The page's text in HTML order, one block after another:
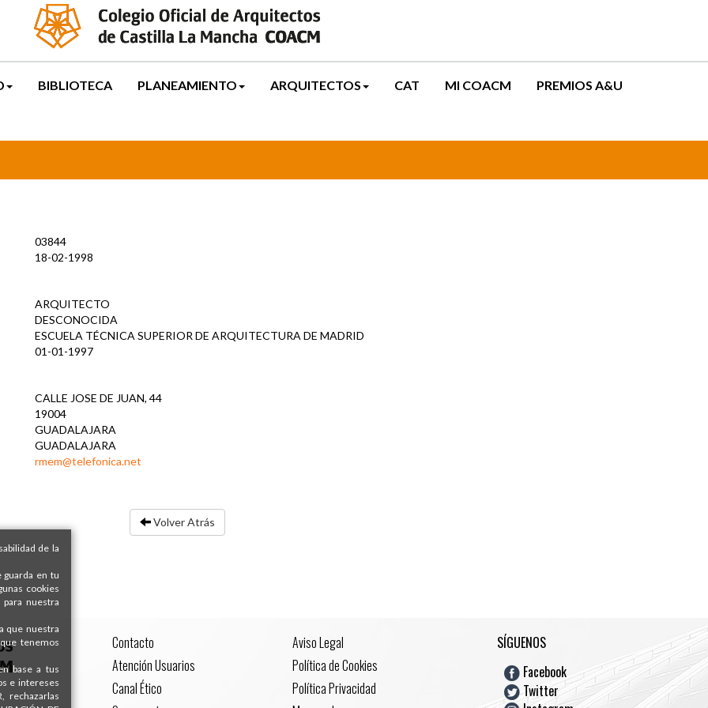
BIBLIOTECA PLANEAMIENTO ARQUITECTOS CAT MI COACM PREMIOS A&U
03844
18-02-1998
ARQUITECTO
DESCONOCIDA
ESCUELA TÉCNICA SUPERIOR DE ARQUITECTURA DE MADRID
01-01-1997
CALLE JOSE DE JUAN, 44
19004
GUADALAJARA
GUADALAJARA
rmem@telefonica.net
Volver Atrás
Contacto
Atención Usuarios
Canal Ético
Aviso Legal
Política de Cookies
Política Privacidad
SÍGUENOS
Facebook
Twitter
de la
guarda en tu
cookies
nuestra
que nuestra
tenemos
base a tus
e intereses
rechazarlas